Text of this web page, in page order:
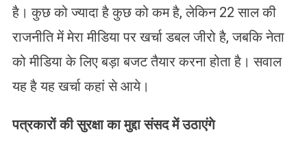
है। कुछ को ज्यादा है कुछ को कम है, लेकिन 22 साल की
राजनीति में मेरा मीडिया पर खर्चा डबल जीरो है, जबकि नेता
को मीडिया के लिए बड़ा बजट तैयार करना होता है। सवाल
यह है यह खर्चा कहां से आये।
पत्रकारों की सुरक्षा का मुद्दा संसद में उठाएंगे